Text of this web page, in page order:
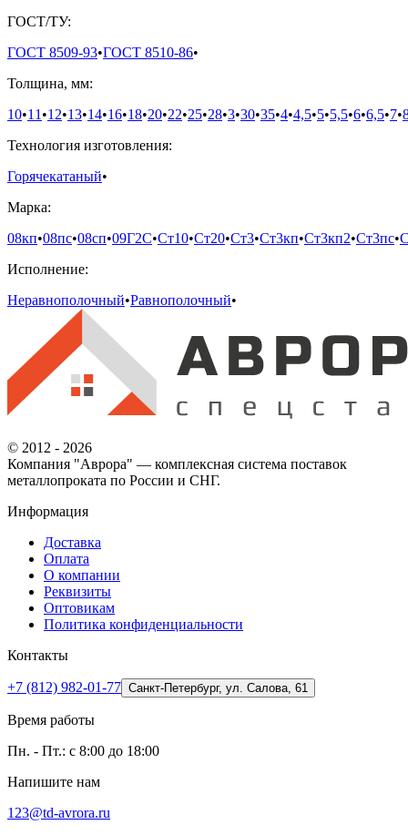
ГОСТ/ТУ:
ГОСТ 8509-93•ГОСТ 8510-86•
Толщина, мм:
10•11•12•13•14•16•18•20•22•25•28•3•30•35•4•4,5•5•5,5•6•6,5•7•
Технология изготовления:
Горячекатаный•
Марка:
08кп•08пс•08сп•09Г2С•Ст10•Ст20•Ст3•Ст3кп•Ст3кп2•Ст3пс•
Исполнение:
Неравнополочный•Равнополочный•
© 2012 - 2026
Компания "Аврора" — комплексная система поставок
металлопроката по России и СНГ.
Информация
Доставка
Оплата
О компании
Реквизиты
Оптовикам
Политика конфиденциальности
Контакты
+7 (812) 982-01-77 Санкт-Петербург, ул. Салова, 61
Время работы
Пн. - Пт.: с 8:00 до 18:00
Напишите нам
123@td-avrora.ru